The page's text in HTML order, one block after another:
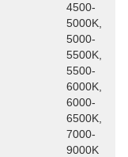
4500-
5000K,
5000-
5500K,
5500-
6000K,
6000-
6500K,
7000-
9000K